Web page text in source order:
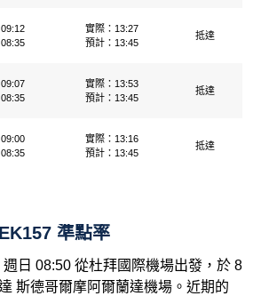
實際：13:27
預計：13:45
抵達
實際：13:53
預計：13:45
抵達
實際：13:16
預計：13:45
抵達
EK157 準點率
日 08:50 從杜拜國際機場出發，於 8
斯德哥爾摩阿爾蘭達機場。近期的